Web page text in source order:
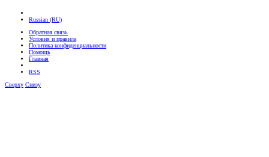
Russian (RU)
Обратная связь
Условия и правила
Политика конфиденциальности
Помощь
Главная
RSS
Сверху Снизу